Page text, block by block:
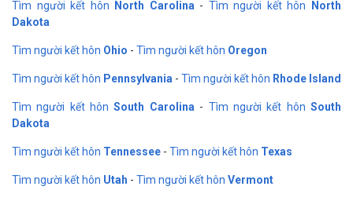
Tìm người kết hôn North Carolina - Tìm người kết hôn
North
Dakota
Tìm người kết hôn Ohio - Tìm người kết hôn Oregon
Tìm người kết hôn Pennsylvania - Tìm người kết hôn Rhode Island
Tìm người kết hônSouth Carolina - Tìm người kết hônSouth
Dakota
Tìm người kết hôn Tennessee - Tìm người kết hôn Texas
Tìm người kết hôn Utah - Tìm người kết hôn Vermont